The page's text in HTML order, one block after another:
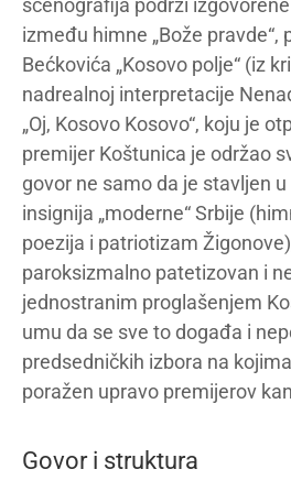
scenografija podrži
između himne „Bože pravde“,
Bećkovića „Kosovo polje“ (iz
nadrealnoj interpretacije
„Oj, Kosovo Kosovo“, koju je
premijer Koštunica je održao
govor ne samo da je stavljen
insignija „moderne“ Srbije
poezija i patriotizam
paroksizmalno patetizovan i
jednostranim proglašenjem
umu da se sve to događa i
predsedničkih izbora na
poražen upravo premijerov
Govor i struktura